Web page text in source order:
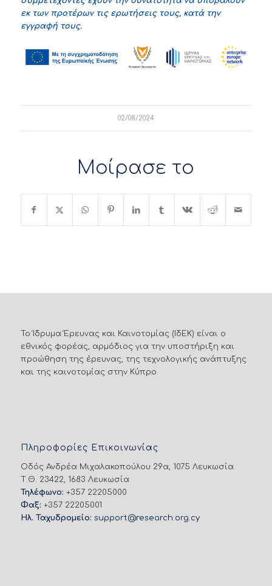
εκ των προτέρων τις ερωτήσεις τους, κατά την
εγγραφή τους.
02/08/2024
Μοίρασε το
Το Ίδρυμα Έρευνας και Καινοτομίας (ΙδΕΚ) είναι ο
εθνικός φορέας, αρμόδιος για την υποστήριξη και
προώθηση της έρευνας, της τεχνολογικής ανάπτυξης
και της καινοτομίας στην Κύπρο.
Πληροφορίες Επικοινωνίας
Οδός Ανδρέα Μιχαλακοπούλου 29α, 1075 Λευκωσία
Τ.Θ. 23422, 1683 Λευκωσία
Τηλέφωνο: +357 22205000
Φαξ: +357 22205001
Ηλ. Ταχυδρομείο: support@research.org.cy